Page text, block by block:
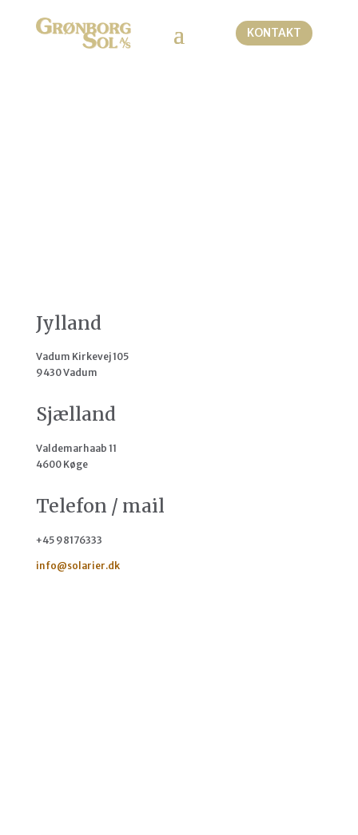
KONTAKT
Jylland
Vadum Kirkevej 105
9430 Vadum
Sjælland
Valdemarhaab 11
4600 Køge
Telefon / mail
+45 98176333
info@solarier.dk